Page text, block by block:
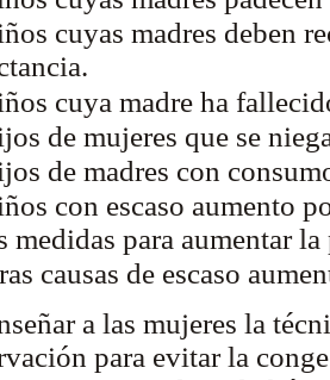
cuyas madres deben
cuya madre ha
de mujeres que se
de madres con
con escaso aumento
medidas para aumentar
causas de escaso
a las mujeres la
para evitar la